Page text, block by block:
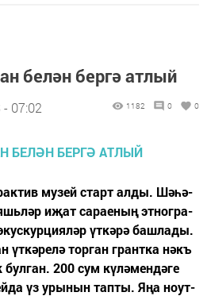
белән бергә атлый
07:02 1182 0 0
му­зей старт ал­ды. Шә­һә­
иҗат са­ра­е­ның эт­ног­ра­
үт­кә­рә баш­ла­ды.
үт­кә­ре­лә тор­ган грант­ка нәкъ
200 сум кү­лә­мен­дә­ге
үз уры­нын тап­ты. Яңа ноут­